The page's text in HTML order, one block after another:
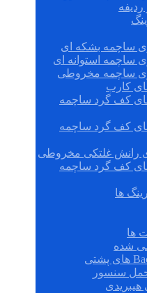
ردیفه
ساچمه بشکه ای
ساچمه استوانه ای
ساچمه مخروطی
کارب
کف گرد ساچمه
کف گرد ساچمه
رانش غلتکی مخروطی
کف گرد ساچمه
ها
ها
شده
سنسور
هیبریدی